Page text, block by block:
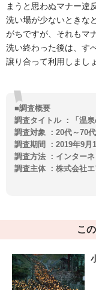
まうと思わぬマナー違
洗い場が少ないときな
がちですが、それもマ
洗い終わった後は、す
譲り合って利用しまし
■調査概要
調査タイトル ：「温
調査対象 ：20代～70
調査期間 ：2019年9月
調査方法 ：インター
調査主体 ：株式会社エ
こ